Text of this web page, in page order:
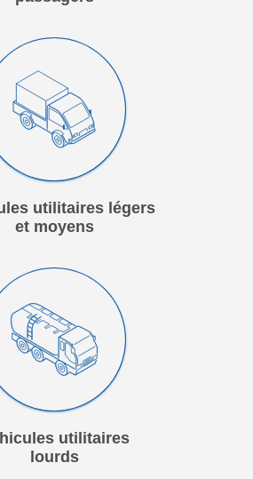
utilitaires légers
et moyens
utilitaires
lourds